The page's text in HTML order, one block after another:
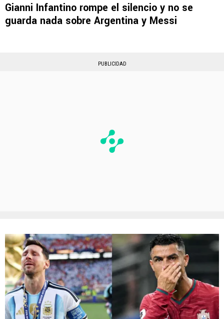
Gianni Infantino rompe el silencio y no se
guarda nada sobre Argentina y Messi
PUBLICIDAD